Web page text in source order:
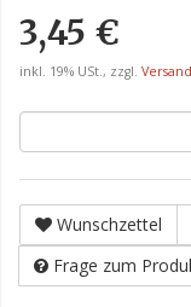
3,45 €
inkl. 19% USt., zzgl. Versand
Wunschzettel
Frage zum